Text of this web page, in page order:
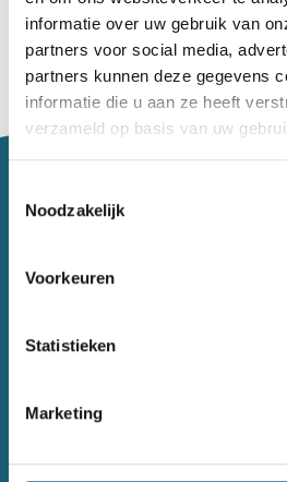
informatie over uw gebruik van
partners voor social media,
partners kunnen deze gegevens
informatie die u aan ze heeft
verzameld op basis van uw
Noodzakelijk
Voorkeuren
Statistieken
Marketing
Maak een nieuw account
Vind je je weg niet goed in
Raadpleeg dan hier de
Wandelinspiratie
Gezondheid